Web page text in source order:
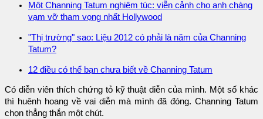
Một Channing Tatum nghiêm túc: viễn cảnh cho anh chàng
vạm vỡ tham vọng nhất Hollywood
"Thị trường" sao: Liệu 2012 có phải là năm của Channing
Tatum?
12 điều có thể bạn chưa biết về Channing Tatum
Có diễn viên thích chứng tỏ kỹ thuật diễn của mình. Một số khác
thì huênh hoang về vai diễn mà mình đã đóng. Channing Tatum
chọn thẳng thắn một chút.